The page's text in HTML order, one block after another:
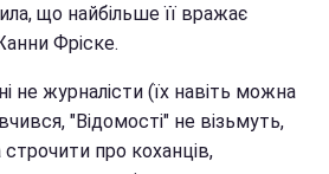
що найбільше її вражає
Фріске.
не журналісти (їх навіть можна
"Відомості" не візьмуть,
строчити про коханців,